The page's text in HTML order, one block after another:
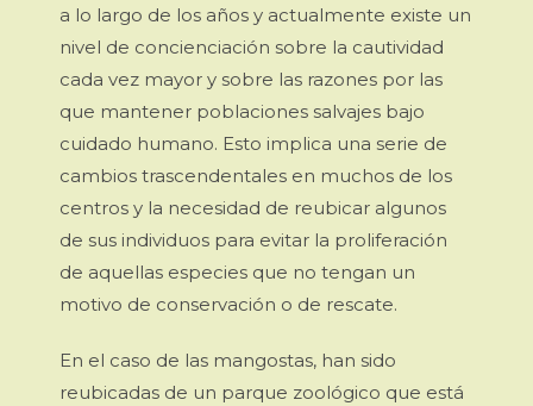
a lo largo de los años y actualmente existe un
nivel de concienciación sobre la cautividad
cada vez mayor y sobre las razones por las
que mantener poblaciones salvajes bajo
cuidado humano. Esto implica una serie de
cambios trascendentales en muchos de los
centros y la necesidad de reubicar algunos
de sus individuos para evitar la proliferación
de aquellas especies que no tengan un
motivo de conservación o de rescate.
En el caso de las mangostas, han sido
reubicadas de un parque zoológico que está